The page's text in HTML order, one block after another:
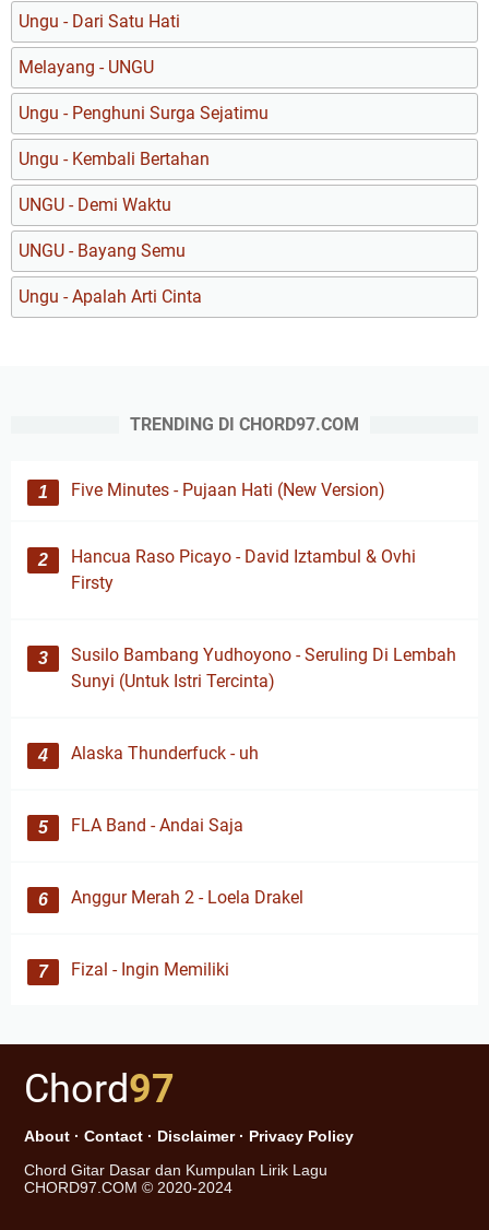
Ungu - Dari Satu Hati
Melayang - UNGU
Ungu - Penghuni Surga Sejatimu
Ungu - Kembali Bertahan
UNGU - Demi Waktu
UNGU - Bayang Semu
Ungu - Apalah Arti Cinta
TRENDING DI CHORD97.COM
Five Minutes - Pujaan Hati (New Version)
Hancua Raso Picayo - David Iztambul & Ovhi
Firsty
Susilo Bambang Yudhoyono - Seruling Di Lembah
Sunyi (Untuk Istri Tercinta)
Alaska Thunderfuck - uh
FLA Band - Andai Saja
Anggur Merah 2 - Loela Drakel
Fizal - Ingin Memiliki
Chord97
About · Contact · Disclaimer· Privacy Policy
Chord Gitar Dasar dan Kumpulan Lirik Lagu
CHORD97.COM © 2020-2024